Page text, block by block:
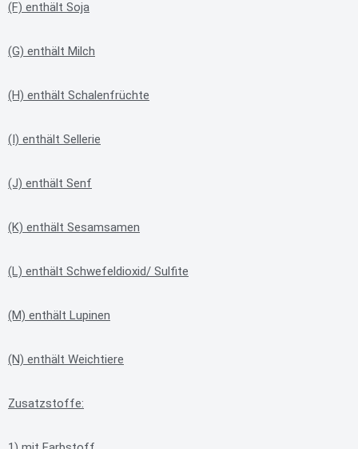
(F) enthält Soja
(G) enthält Milch
(H) enthält Schalenfrüchte
(I) enthält Sellerie
(J) enthält Senf
(K) enthält Sesamsamen
(L) enthält Schwefeldioxid/ Sulfite
(M) enthält Lupinen
(N) enthält Weichtiere
Zusatzstoffe: